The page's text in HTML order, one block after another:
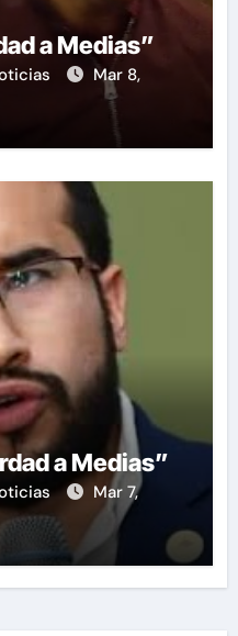
a Medias”
Mar 8,
a Medias”
Mar 7,